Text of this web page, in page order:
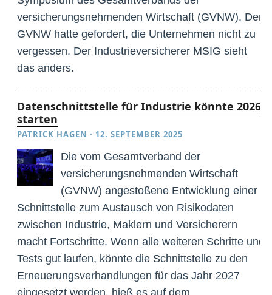
versicherungsnehmenden Wirtschaft (GVNW). Der
GVNW hatte gefordert, die Unternehmen nicht zu
vergessen. Der Industrieversicherer MSIG sieht
das anders.
Datenschnittstelle für Industrie könnte 2026
starten
PATRICK HAGEN · 12. SEPTEMBER 2025
Die vom Gesamtverband der
versicherungsnehmenden Wirtschaft
(GVNW) angestoßene Entwicklung einer
Schnittstelle zum Austausch von Risikodaten
zwischen Industrie, Maklern und Versicherern
macht Fortschritte. Wenn alle weiteren Schritte und
Tests gut laufen, könnte die Schnittstelle zu den
Erneuerungsverhandlungen für das Jahr 2027
eingesetzt werden, hieß es auf dem